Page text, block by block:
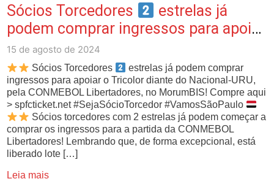
Sócios Torcedores
estrelas já
podem comprar ingressos para apoiar
o T…
15 de agosto de 2024
Sócios Torcedores
estrelas já podem comprar
ingressos para apoiar o Tricolor diante do Nacional-URU,
pela CONMEBOL Libertadores, no MorumBIS! Compre aqui
> spfcticket.net #SejaSócioTorcedor #VamosSãoPaulo
Sócios torcedores com 2 estrelas já podem começar a
comprar os ingressos para a partida da CONMEBOL
Libertadores! Lembrando que, de forma excepcional, está
liberado lote […]
Leia mais